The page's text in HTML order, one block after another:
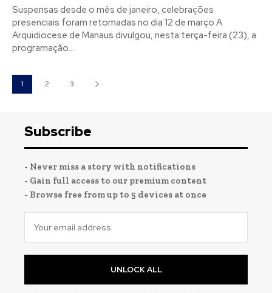
Suspensas desde o mês de janeiro, celebrações
presenciais foram retomadas no dia 12 de março A
Arquidiocese de Manaus divulgou, nesta terça-feira (23), a
programação...
1 2 3
Subscribe
- Never miss a story with notifications
- Gain full access to our premium content
- Browse free from up to 5 devices at once
UNLOCK ALL